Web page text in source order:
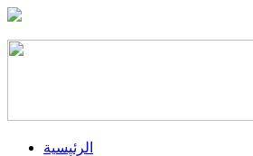
الرئيسية